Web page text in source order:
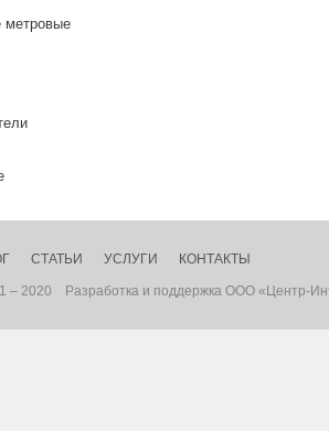
метровые
СТАТЬИ УСЛУГИ КОНТАКТЫ
– 2020 Разработка и поддержка ООО «Центр-